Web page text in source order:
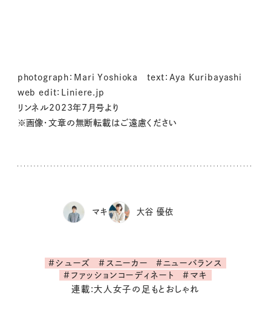
photograph：Mari Yoshioka text：Aya Kuribayashi
web edit：Liniere.jp
リンネル2023年7月号より
※画像・文章の無断転載はご遠慮ください
マキ 大谷 優依
#シューズ #スニーカー
#ニューバランス
#ファッションコーディネート
#マキ
連載:大人女子の足もとおしゃれ